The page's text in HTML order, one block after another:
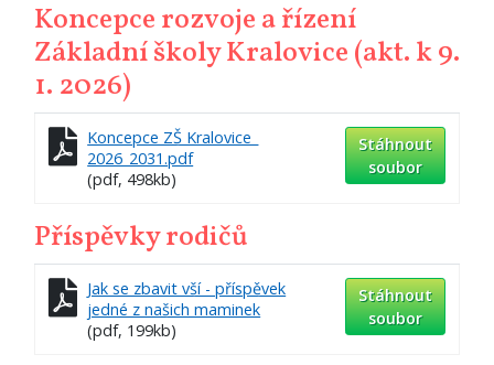
Koncepce rozvoje a řízení
Základní školy Kralovice (akt. k 9.
1. 2026)
Koncepce ZŠ Kralovice_
2026_2031.pdf
(pdf, 498kb)
Stáhnout
soubor
Příspěvky rodičů
Jak se zbavit vší - příspěvek
jedné z našich maminek
(pdf, 199kb)
Stáhnout
soubor